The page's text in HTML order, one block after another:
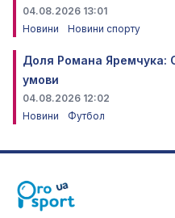
04.08.2026 13:01
Новини
Новини спорту
Доля Романа Яремчука:
умови
04.08.2026 12:02
Новини
Футбол